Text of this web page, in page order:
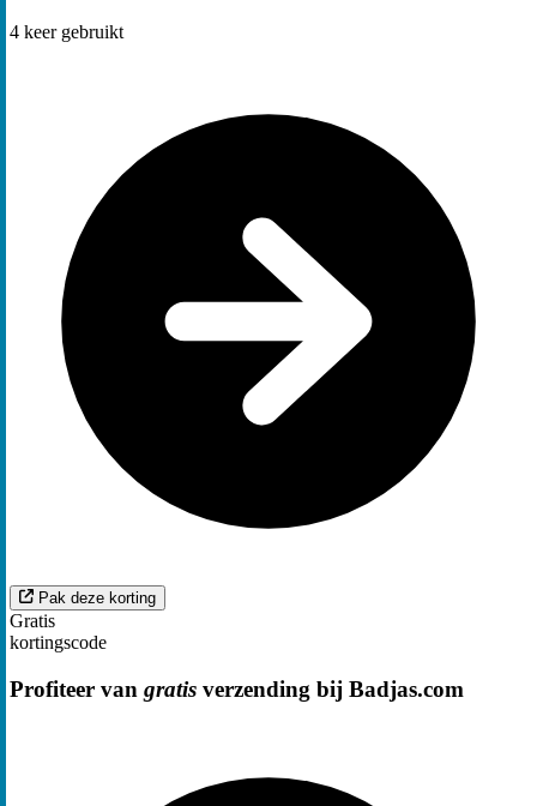
4 keer gebruikt
Pak deze korting
Gratis
kortingscode
Profiteer van gratis verzending bij Badjas.com